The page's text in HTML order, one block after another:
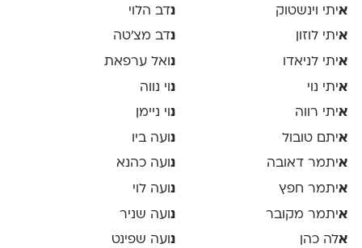
איתי וינשטוק
איתי לוזון
איתי לניאדו
איתי נוי
איתי רווה
איתם טובול
איתמר דאובה
איתמר חפץ
איתמר מקובר
אלה כהן
נדב הלוי
נדב מצ׳טה
נ ואל ערפאת
נוי נווה
נ וי ניימן
נ ועה ביו
נועה כהנא
נ ועה לוי
נועה שניר
נ ועה שפינט